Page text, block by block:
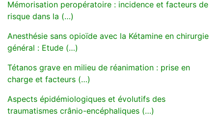
Mémorisation peropératoire : incidence et facteurs de
risque dans la (…)
Anesthésie sans opioïde avec la Kétamine en chirurgie
général : Etude (…)
Tétanos grave en milieu de réanimation : prise en
charge et facteurs (…)
Aspects épidémiologiques et évolutifs des
traumatismes crânio-encéphaliques (…)